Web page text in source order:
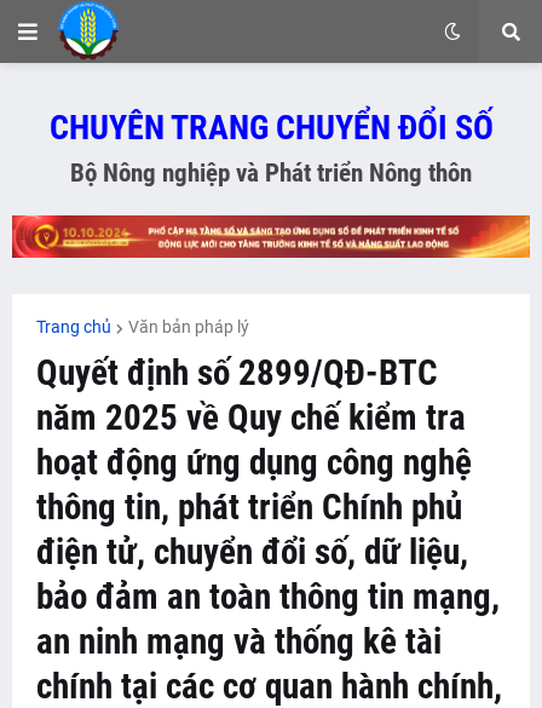
CHUYÊN TRANG CHUYỂN ĐỔI SỐ
Bộ Nông nghiệp và Phát triển Nông thôn
Trang chủ Văn bản pháp lý
Quyết định số 2899/QĐ-BTC
năm 2025 về Quy chế kiểm tra
hoạt động ứng dụng công nghệ
thông tin, phát triển Chính phủ
điện tử, chuyển đổi số, dữ liệu,
bảo đảm an toàn thông tin mạng,
an ninh mạng và thống kê tài
chính tại các cơ quan hành chính,